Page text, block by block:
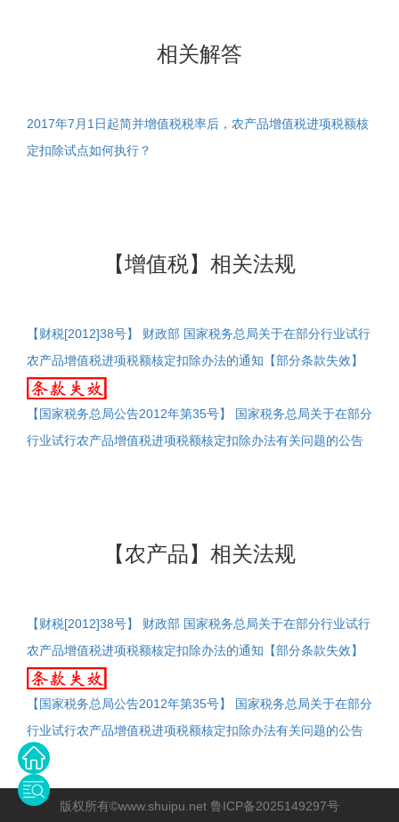
相关解答
2017年7月1日起简并增值税税率后，农产品增值税进项税额核
定扣除试点如何执行？
【增值税】相关法规
【财税[2012]38号】 财政部 国家税务总局关于在部分行业试行
农产品增值税进项税额核定扣除办法的通知【部分条款失效】
【国家税务总局公告2012年第35号】 国家税务总局关于在部分
行业试行农产品增值税进项税额核定扣除办法有关问题的公告
【农产品】相关法规
【财税[2012]38号】 财政部 国家税务总局关于在部分行业试行
农产品增值税进项税额核定扣除办法的通知【部分条款失效】
【国家税务总局公告2012年第35号】 国家税务总局关于在部分
行业试行农产品增值税进项税额核定扣除办法有关问题的公告
版权所有©www.shuipu.net 鲁ICP备2025149297号